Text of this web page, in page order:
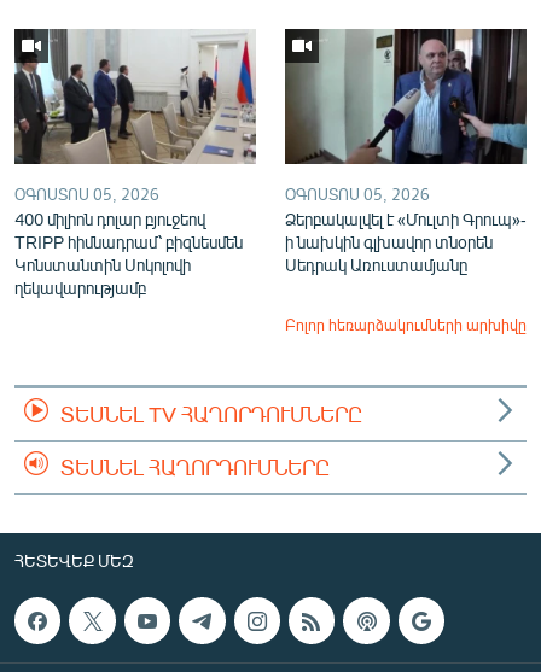
ՕԳՈՍՏՈՍ 05, 2026
400 միլիոն դոլար բյուջեով
TRIPP հիմնադրամ՝ բիզնեսմեն
Կոնստանտին Սոկոլովի
ղեկավարությամբ
ՕԳՈՍՏՈՍ 05, 2026
Ձերբակալվել է «Մուլտի Գրուպ»-
ի նախկին գլխավոր տնօրեն
Սեդրակ Առուստամյանը
Բոլոր հեռարձակումների արխիվը
ՏԵՍՆԵԼ TV ՀԱՂՈՐԴՈՒՄՆԵՐԸ
ՏԵՍՆԵԼ ՀԱՂՈՐԴՈՒՄՆԵՐԸ
ՀԵՏԵՎԵՔ ՄԵԶ